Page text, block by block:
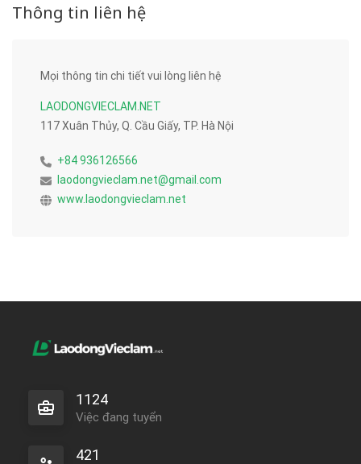
Thông tin liên hệ
Mọi thông tin chi tiết vui lòng liên hệ
LAODONGVIECLAM.NET
117 Xuân Thủy, Q. Cầu Giấy, TP. Hà Nội
+84 936126566
laodongvieclam.net@gmail.com
www.laodongvieclam.net
1124
Việc đang tuyển
421